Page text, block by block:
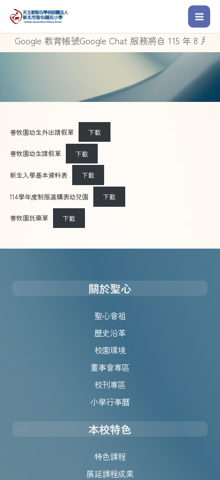
教育帳號Google Chat 服務將自 115 年 8 月 1 日
善牧園幼生外出請假單 下載
善牧園幼生請假單 下載
新生入學基本資料表 下載
114學年度制服選購表幼兒園 下載
善牧園託藥單 下載
關於聖心
聖心會祖
歷史沿革
校園環境
董事會專區
校刊專區
小學行事曆
本校特色
特色課程
展延課程成果